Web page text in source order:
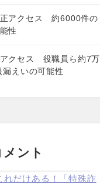
アクセス 約6000件の
性
クセス 役職員ら約7万
えいの可能性
ント
れだけある！「特殊詐